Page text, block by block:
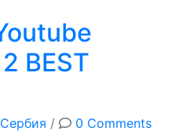
BEST
Сербия / 0 Comments